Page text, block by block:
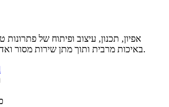
אפיון, תכנון, עיצוב ופיתוח של פתרונות
באיכות מרבית ותוך מתן שירות מסור ואדיב – זה אנחנו. דברו איתנו.